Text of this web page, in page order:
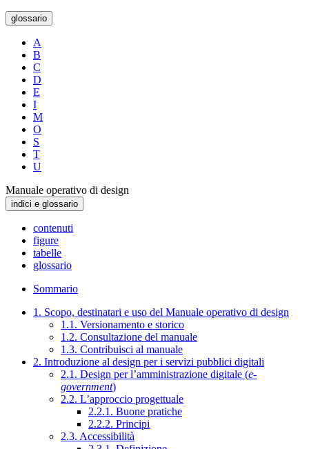
glossario
A
B
C
D
E
I
M
O
S
T
U
Manuale operativo di design
indici e glossario
contenuti
figure
tabelle
glossario
Sommario
1. Scopo, destinatari e uso del Manuale operativo di design
1.1. Versionamento e storico
1.2. Consultazione del manuale
1.3. Contribuisci al manuale
2. Introduzione al design per i servizi pubblici digitali
2.1. Design per l’amministrazione digitale (e-
government)
2.2. L’approccio progettuale
2.2.1. Buone pratiche
2.2.2. Principi
2.3. Accessibilità